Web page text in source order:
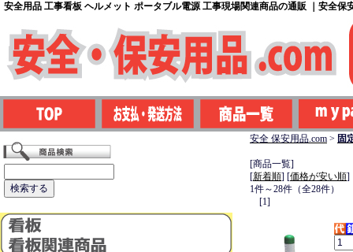
安全用品 工事看板 ヘルメット ポータブル電源 工事現場関連商品の通販 ｜安全保
安全 保安用品.com > 固
[商品一覧]
[新着順] [価格が安い順]
1件～28件（全28件）
[1]